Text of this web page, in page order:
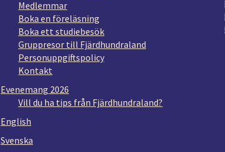
Medlemmar
Boka en föreläsning
Boka ett studiebesök
Gruppresor till Fjärdhundraland
Personuppgiftspolicy
Kontakt
Evenemang 2026
Vill du ha tips från Fjärdhundraland?
English
Svenska